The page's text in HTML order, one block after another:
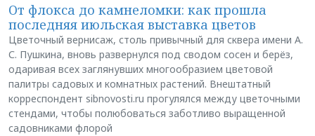
От флокса до камнеломки: как прошла
последняя июльская выставка цветов
Цветочный вернисаж, столь привычный для сквера имени А.
С. Пушкина, вновь развернулся под сводом сосен и берёз,
одаривая всех заглянувших многообразием цветовой
палитры садовых и комнатных растений. Внештатный
корреспондент sibnovosti.ru прогулялся между цветочными
стендами, чтобы полюбоваться заботливо выращенной
садовниками флорой